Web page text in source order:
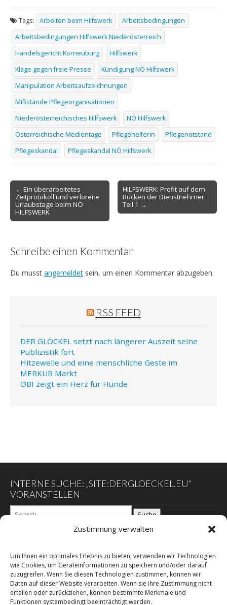
Zustimmung verwalten
Um Ihnen ein optimales Erlebnis zu bieten, verwenden wir Technologien
wie Cookies, um Geräteinformationen zu speichern und/oder darauf
zuzugreifen. Wenn Sie diesen Technologien zustimmen, können wir
Daten auf dieser Website verarbeiten. Wenn sie ihre Zustimmung nicht
erteilen oder zurückziehen, können bestimmte Merkmale und
Funktionen systembedingt beeinträchtigt werden.
Tags: Arbeiten beim Hilfswerk
Arbeitsbedingungen
Arbeitsbedingungen Hilfswerk Niederösterreich
Handelsgericht Korneuburg
Hilfswerk
Klage gegen freie Presse
Kündigung NÖ Hilfswerk
Manipulation Arbeitsaufzeichnungen
Mißstände Pflegeorganisationen
Niederösterreichisches Hilfswerk
NÖ Hilfswerk
Österreichische Medientage
Pflegehelferin
Pflegenotstand
Pflegeskandal
Pflegeskandal NÖ Hilfswerk
Post
navigation
← Ein überarbeitetes
Zeitprotokoll und verlorene
Urlaubstage beim NÖ
HILFSWERK
HILFSWERK: Profit auf dem
Rücken der Dienstnehmer
Teil 1 →
Schreibe einen Kommentar
Du musst angemeldet sein, um einen Kommentar abzugeben.
RSS FEED
DER GLÖCKEL setzt nach längerer Auszeit seine
Publizistik fort
Hitzewelle und eine menschliche Geste im
MERKUR Markt
OBI zeigt ein Herz für Hunde
INTERNE SUCHE: „SITE:DERGLOECKEL.EU“
VORANSTELLEN
Suche
DER GLÖCKEL
Datenschutzerklärung
DER SCHWARZE EGON